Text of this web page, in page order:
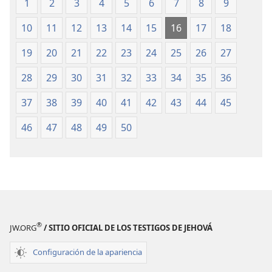
pozo, que está entre Cadés y Bered, se llamó Beer-
Lahái-Roí.
15
Finalmente, Agar le dio un hijo a
Abrán, y Abrán llamó Ismael al hijo que le dio Agar.
16
Abrán tenía 86 años cuando Agar dio a luz a
Ismael.
(revisión
del
2019)
(revisión
del
2019)
1 2 3 4 5 6 7 8
9
10
11 12 13 14 15 16 17
18
19
20 21 22 23 24 25 26
27
28
29 30 31 32 33 34 35
36
37
38 39 40 41 42 43 44
45
46
47 48 49 50
JW.ORG® / SITIO OFICIAL DE LOS TESTIGOS DE JEHOVÁ
Configuración de la apariencia